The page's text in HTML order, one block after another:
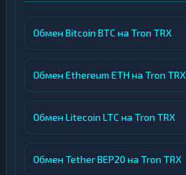
Обмен Bitcoin BTC на Tron TRX
Обмен Ethereum ETH на Tron TRX
Обмен Litecoin LTC на Tron TRX
Обмен Tether BEP20 на Tron TRX